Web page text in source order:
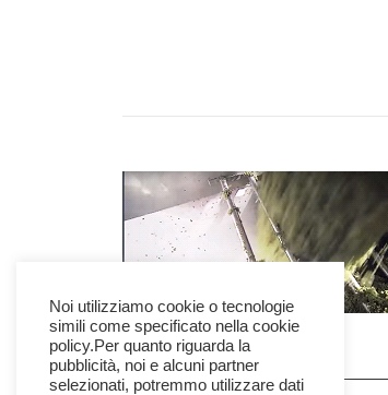
Noi utilizziamo cookie o tecnologie
simili come specificato nella cookie
policy.Per quanto riguarda la
pubblicità, noi e alcuni partner
selezionati, potremmo utilizzare dati